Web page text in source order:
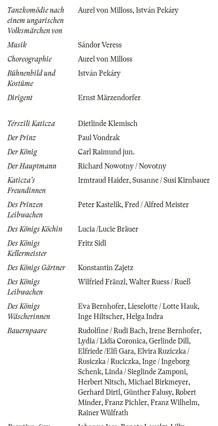
Tanzkomödie nach
einem ungarischen
Volksmärchen von
Aurel von Milloss, István Pekáry
Musik
Sándor Veress
Choreographie
Aurel von Milloss
Bühnenbild und
Kostüme
István Pekáry
Dirigent Ernst Märzendorfer
Térszili Katicza
Dietlinde Klemisch
Der Prinz
Paul Vondrak
Der König
Carl Raimund jun.
Der Hauptmann
Richard Nowotny / Novotny
Katicza's
Freundinnen
Irmtraud Haider, Susanne / Susi Kirnbauer
Des Prinzen
Leibwachen
Peter Kastelik, Fred / Alfred Meister
Des Königs Köchin
Lucia /Lucie Bräuer
Des Königs
Kellermeister
Fritz Sidl
Des Königs Gärtner
Konstantin Zajetz
Des Königs
Leibwachen
Wilfried Fränzl , Walter Ruess / Rueß
Des Königs
Wäscherinnen
Eva Bernhofer, Lieselotte / Lotte Hauk,
Inge Hiltscher, Helga Indra
Bauernpaare
Rudolfine / Rudi Bach, Irene Bernhofer,
Lydia / Lidia Coronica, Gerlinde Dill ,
Elfriede /Elfi Gara, Elvira Ruziczka /
Rusiczka / Ruciczka, Inge / Ingeborg
Schenk, Linda / Sieglinde Zamponi,
Herbert Nitsch, Michael Birkmeyer,
Gerhard Dirtl , Günther Falusy, Robert
Minder, Franz Pichler, Franz Wilhelm,
Rainer Wülfrath